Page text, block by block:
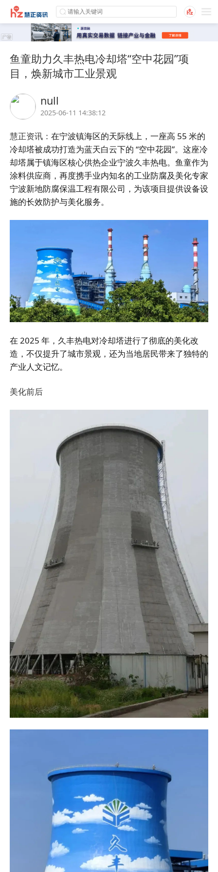
鱼童助力久丰热电冷却塔“空中花园”项
目，焕新城市工业景观
null
2025-06-11 14:38:12
慧正资讯： 在宁波镇海区的天际线上，一座高 55 米的
冷却塔被成功打造为蓝天白云下的 “空中花园”。这座冷
却塔属于镇海区核心供热企业宁波久丰热电。 鱼童作为
涂料供应商，再度携手业内知名的工业防腐及美化专家
宁波新地防腐保温工程有限公司，为该项目提供设备设
施的长效防护与美化服务。
在 2025 年，久丰热电对冷却塔进行了彻底的美化改
造，不仅提升了城市景观，还为当地居民带来了独特的
产业人文记忆。
美化前后